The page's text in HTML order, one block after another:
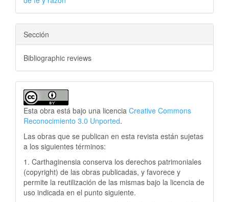
Sección
Bibliographic reviews
Esta obra está bajo una licencia Creative Commons
Reconocimiento 3.0 Unported.
Las obras que se publican en esta revista están sujetas
a los siguientes términos:
1. Carthaginensia conserva los derechos patrimoniales
(copyright) de las obras publicadas, y favorece y
permite la reutilización de las mismas bajo la licencia de
uso indicada en el punto siguiente.